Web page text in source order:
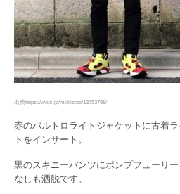
出典https://wear.jp/makisato/13753798/
赤のバルトロライトジャケットに古着
トをインサート。
黒のスキニーパンツにポンプフューリ
なしも洒脱です。